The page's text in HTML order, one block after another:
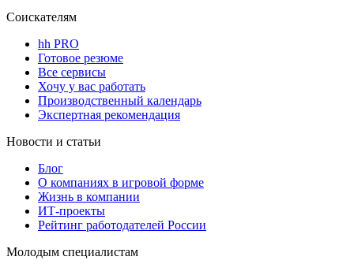
Соискателям
hh PRO
Готовое резюме
Все сервисы
Хочу у вас работать
Производственный календарь
Экспертная рекомендация
Новости и статьи
Блог
О компаниях в игровой форме
Жизнь в компании
ИТ-проекты
Рейтинг работодателей России
Молодым специалистам